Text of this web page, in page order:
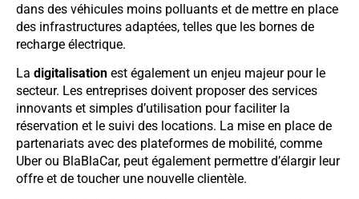
dans des véhicules moins polluants et de mettre en place
des infrastructures adaptées, telles que les bornes de
recharge électrique.
La digitalisation est également un enjeu majeur pour le
secteur. Les entreprises doivent proposer des services
innovants et simples d’utilisation pour faciliter la
réservation et le suivi des locations. La mise en place de
partenariats avec des plateformes de mobilité, comme
Uber ou BlaBlaCar, peut également permettre d’élargir leur
offre et de toucher une nouvelle clientèle.